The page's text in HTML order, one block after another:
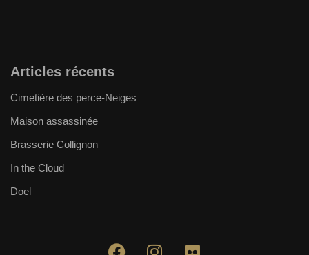
Articles récents
Cimetière des perce-Neiges
Maison assassinée
Brasserie Collignon
In the Cloud
Doel